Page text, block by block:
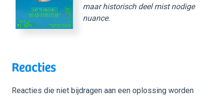
maar historisch deel mist nodige
nuance.
Reacties
Reacties die niet bijdragen aan een oplossing worden